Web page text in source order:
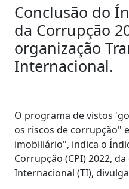
Conclusão do
da Corrupção
organização
Internacional.
O programa de vistos
os riscos de corrupção"
imobiliário", indica o
Corrupção (CPI) 2022,
Internacional (TI),